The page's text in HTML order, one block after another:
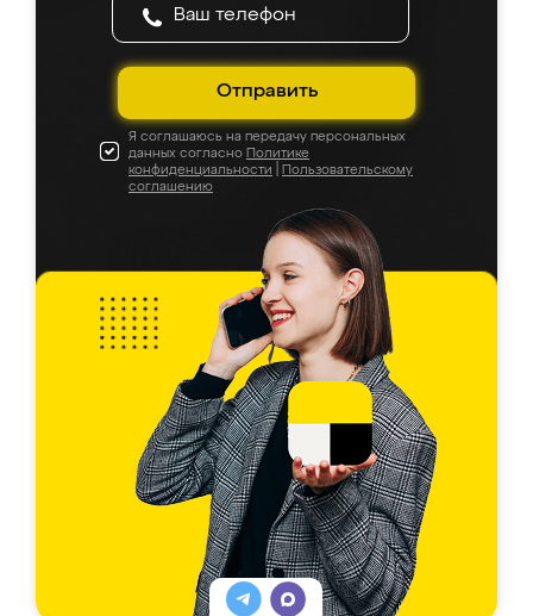
Отправить
Я соглашаюсь на передачу персональных
данных согласно Политике
конфиденциальности
Пользовательскому
соглашению